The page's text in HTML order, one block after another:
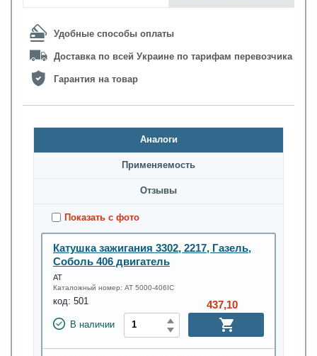
Удобные способы оплаты
Доставка по всей Украине по тарифам перевозчика
Гарантия на товар
Аналоги
Применяемость
Oтзывы
Показать с фото
Катушка зажигания 3302, 2217, Газель,
Соболь 406 двигатель
АТ
Каталожный номер: AT 5000-406IC
код: 501
В наличии
437,10